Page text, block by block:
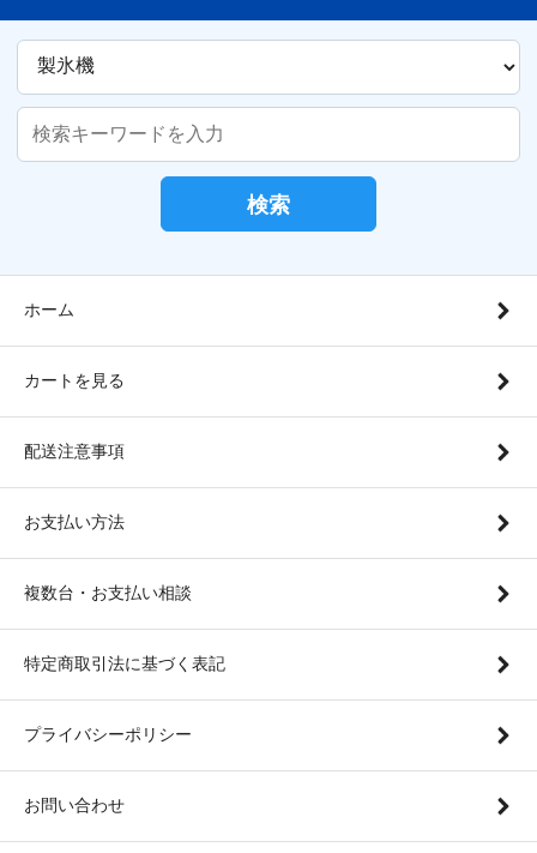
検索
ホーム
カートを見る
配送注意事項
お支払い方法
複数台・お支払い相談
特定商取引法に基づく表記
プライバシーポリシー
お問い合わせ